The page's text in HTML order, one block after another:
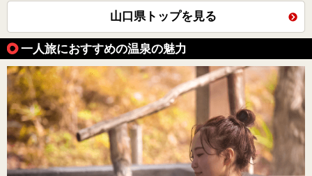
山口県トップを見る
一人旅におすすめの温泉の魅力